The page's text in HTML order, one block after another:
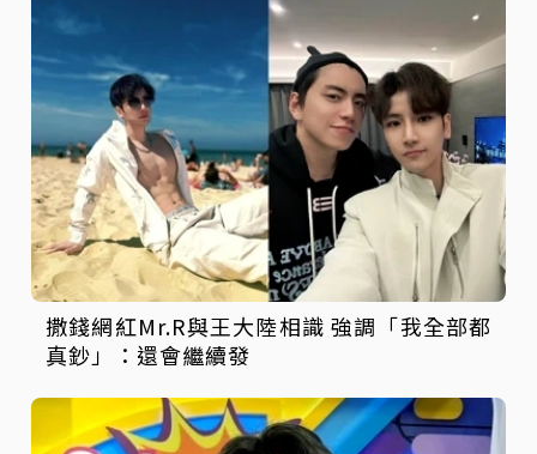
撒錢網紅Mr.R與王大陸相識 強調「我全部都
真鈔」：還會繼續發